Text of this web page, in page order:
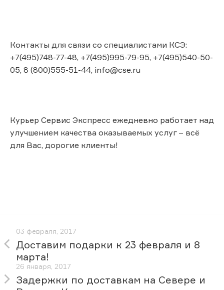
Контакты для связи со специалистами КСЭ:
+7(495)748-77-48, +7(495)995-79-95, +7(495)540-50-
05, 8 (800)555-51-44, info@cse.ru
Курьер Сервис Экспресс ежедневно работает над
улучшением качества оказываемых услуг – всё
для Вас, дорогие клиенты!
03 февраля, 2017
Доставим подарки к 23 февраля и 8
марта!
26 января, 2017
Задержки по доставкам на Севере и